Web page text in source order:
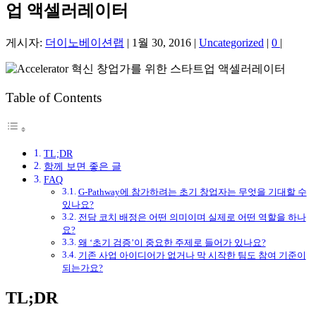
업 액셀러레이터
게시자: 더이노베이션랩 | 1월 30, 2016 | Uncategorized | 0 |
Table of Contents
TL;DR
함께 보면 좋은 글
FAQ
G-Pathway에 참가하려는 초기 창업자는 무엇을 기대할 수
있나요?
전담 코치 배정은 어떤 의미이며 실제로 어떤 역할을 하나
요?
왜 ‘초기 검증’이 중요한 주제로 들어가 있나요?
기존 사업 아이디어가 없거나 막 시작한 팀도 참여 기준이
되는가요?
TL;DR